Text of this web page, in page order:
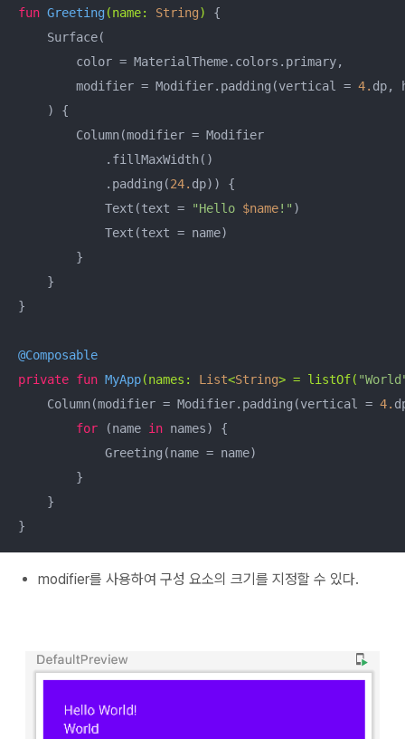
fun Greeting (name: String)
{
    Surface(
        color = MaterialTheme.colors.primary,
        modifier = Modifier.padding(vertical =
4. dp,
    ) {
        Column(modifier = Modifier
            .fillMaxWidth()
            .padding(
24. dp)) {
            Text(text =
"Hello $name!" )
            Text(text = name)
        }
    }
}
@Composable
private fun MyApp(names: List<String> = listOf(
    Column(modifier = Modifier.padding(vertical =
4.
for (name in names) {
            Greeting(name = name)
        }
    }
}
modifier를 사용하여 구성 요소의 크기를 지정할 수 있다.